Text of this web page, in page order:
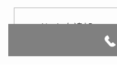
休診とさせて
ンダー通りで
お願いいたしま
コメントを追加…